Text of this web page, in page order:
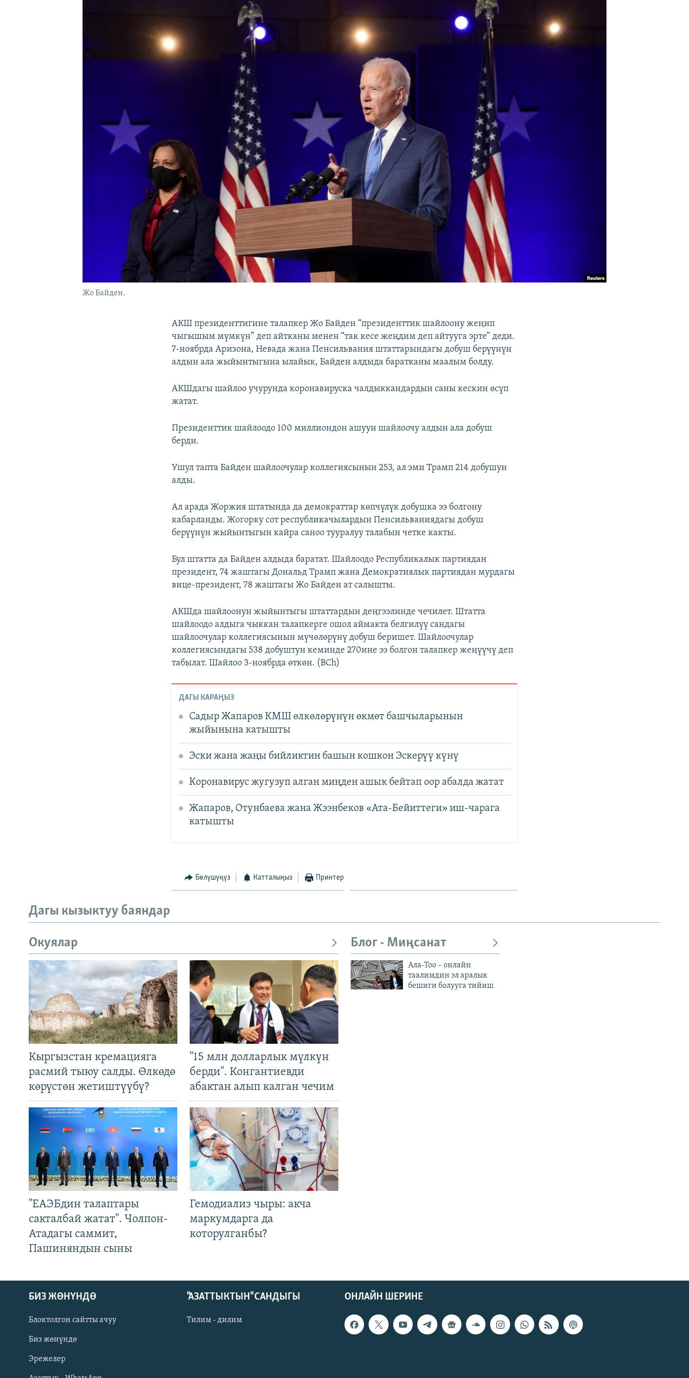
ЫҢГАЙСЫЗ СУРООЛОР
Русский
Жо Байден.
АКШ президенттигине талапкер Жо Байден “президенттик шайлоону жеңип
чыгышым мүмкүн” деп айтканы менен “так кесе жеңдим деп айтууга эрте” деди.
7-ноябрда Аризона, Невада жана Пенсильвания штаттарындагы добуш берүүнүн
алдын ала жыйынтыгына ылайык, Байден алдыда баратканы маалым болду.
АКШдагы шайлоо учурунда коронавируска чалдыккандардын саны кескин өсүп
жатат.
Президенттик шайлоодо 100 миллиондон ашуун шайлоочу алдын ала добуш
берди.
Ушул тапта Байден шайлоочулар коллегиясынын 253, ал эми Трамп 214 добушун
алды.
Ал арада Жоржия штатында да демократтар көпчүлүк добушка ээ болгону
кабарланды. Жогорку сот республикачылардын Пенсильваниядагы добуш
берүүнүн жыйынтыгын кайра саноо тууралуу талабын четке какты.
Бул штатта да Байден алдыда баратат. Шайлоодо Республикалык партиядан
президент, 74 жаштагы Дональд Трамп жана Демократиялык партиядан мурдагы
вице-президент, 78 жаштагы Жо Байден ат салышты.
АКШда шайлоонун жыйынтыгы штаттардын деңгээлинде чечилет. Штатта
шайлоодо алдыга чыккан талапкерге ошол аймакта белгилүү сандагы
шайлоочулар коллегиясынын мүчөлөрүнү добуш беришет. Шайлоочулар
коллегиясындагы 538 добуштун кеминде 270ине ээ болгон талапкер жеңүүчү деп
табылат. Шайлоо 3-ноябрда өткөн. (BCh)
ДАГЫ КАРАҢЫЗ
Садыр Жапаров КМШ өлкөлөрүнүн өкмөт башчыларынын
жыйынына катышты
Эски жана жаңы бийликтин башын кошкон Эскерүү күнү
Коронавирус жугузуп алган миңден ашык бейтап оор абалда жатат
Жапаров, Отунбаева жана Жээнбеков «Ата-Бейиттеги» иш-чарага
катышты
Бөлүшүңүз Катталыңыз Принтер
Дагы кызыктуу баяндар
Окуялар
Кыргызстан кремацияга
расмий тыюу салды. Өлкөдө
көрүстөн жетиштүүбү?
"15 млн долларлык мүлкүн
берди". Конгантиевди
абактан алып калган чечим
"ЕАЭБдин талаптары
сакталбай жатат". Чолпон-
Атадагы саммит,
Пашиняндын сыны
Гемодиализ чыры: акча
маркумдарга да
которулганбы?
Блог - Миңсанат
Ала-Тоо – онлайн
таалимдин эл аралык
бешиги болууга тийиш
ОНЛАЙН ШЕРИНЕ
БИЗ ЖӨНҮНДӨ
Блоктолгон сайтты ачуу
Биз жөнүндө
Эрежелер
"АЗАТТЫКТЫН" САНДЫГЫ
Тилим - дилим